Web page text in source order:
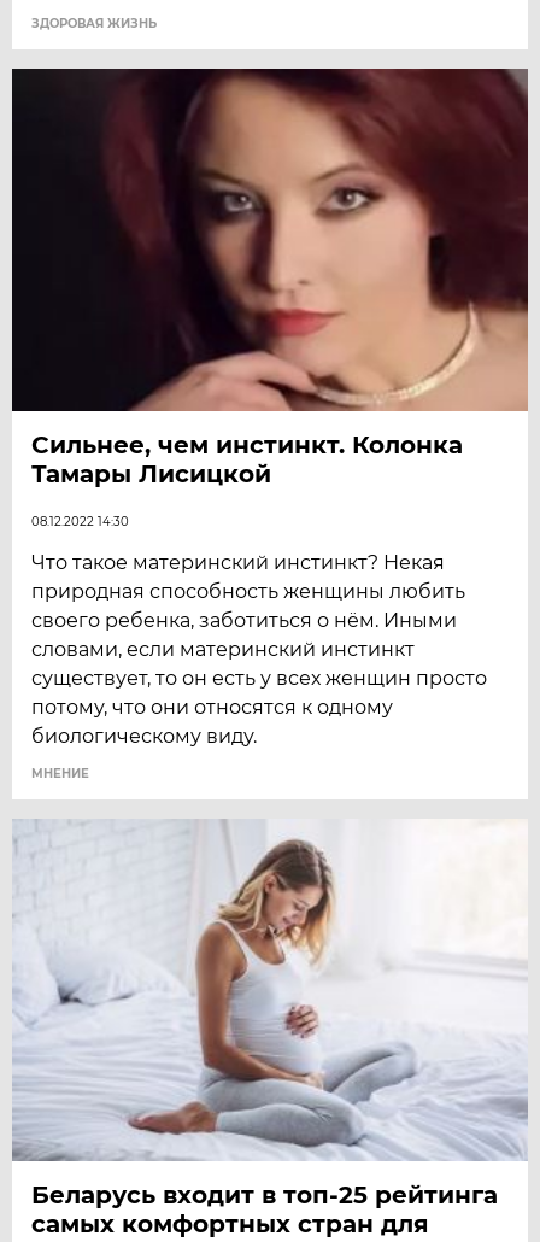
ЗДОРОВАЯ ЖИЗНЬ
Сильнее, чем инстинкт. Колонка
Тамары Лисицкой
08.12.2022 14:30
Что такое материнский инстинкт? Некая
природная способность женщины любить
своего ребенка, заботиться о нём. Иными
словами, если материнский инстинкт
существует, то он есть у всех женщин просто
потому, что они относятся к одному
биологическому виду.
МНЕНИЕ
Беларусь входит в топ-25 рейтинга
самых комфортных стран для